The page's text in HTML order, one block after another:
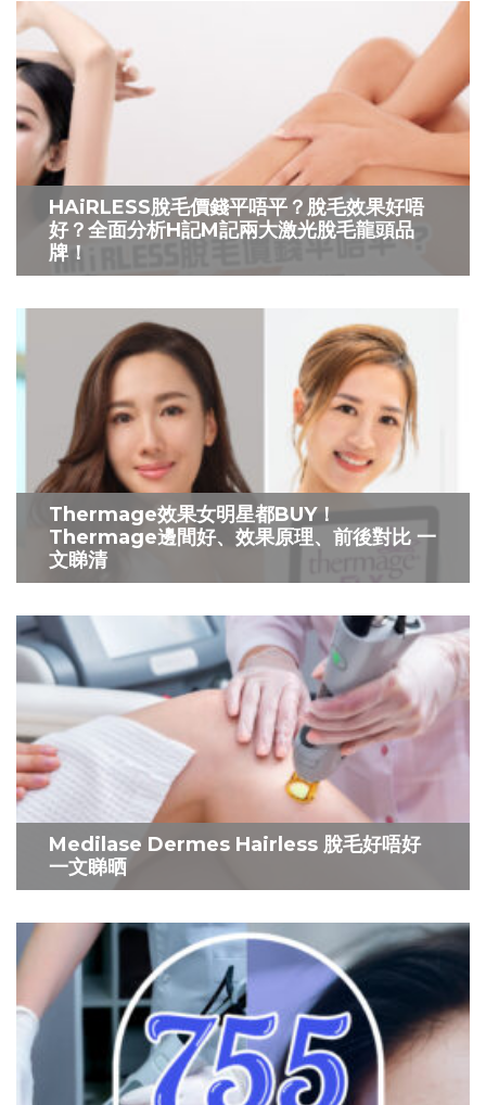
HAiRLESS脫毛價錢平唔平？脫毛效果好唔
好？全面分析H記M記兩大激光脫毛龍頭品
牌！
Thermage效果女明星都BUY！
Thermage邊間好、效果原理、前後對比 一
文睇清
Medilase Dermes Hairless 脫毛好唔好
一文睇晒